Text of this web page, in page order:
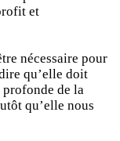
et
nécessaire pour
qu’elle doit
de la
qu’elle nous